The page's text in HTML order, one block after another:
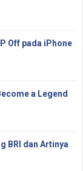
Off pada iPhone
a Legend
BRI dan Artinya